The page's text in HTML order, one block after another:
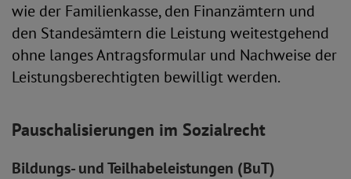
wie der Familienkasse, den Finanzämtern und
den Standesämtern die Leistung weitestgehend
ohne langes Antragsformular und Nachweise der
Leistungsberechtigten bewilligt werden.
Pauschalisierungen im Sozialrecht
Bildungs- und Teilhabeleistungen (BuT)